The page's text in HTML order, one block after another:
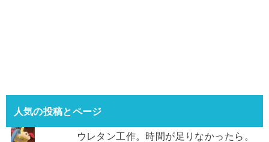
人気の投稿とページ
ウレタン工作。時間が足りなかったら。